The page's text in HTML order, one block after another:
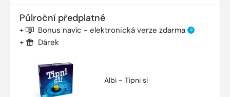
Půlroční předplatné
+ Bonus navíc - elektronická verze zdarma ?
+ Dárek
Albi - Tipni si